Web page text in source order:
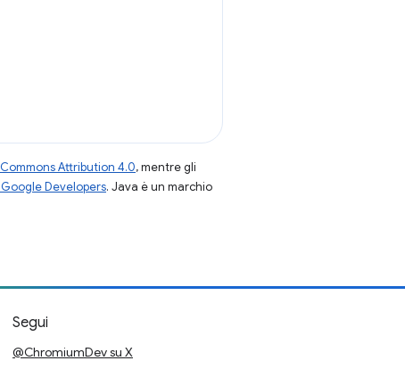
Attribution 4.0, mentre gli
Developers. Java è un marchio
Segui
@ChromiumDev su X